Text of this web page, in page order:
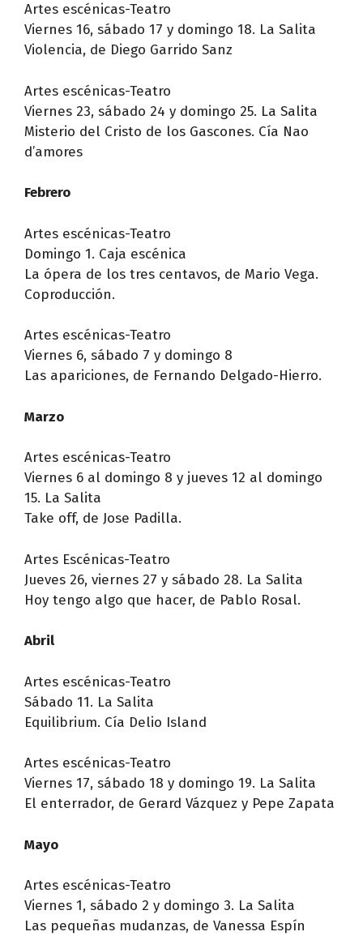
Artes escénicas-Teatro
Viernes 16, sábado 17 y domingo 18. La Salita
Violencia, de Diego Garrido Sanz
Artes escénicas-Teatro
Viernes 23, sábado 24 y domingo 25. La Salita
Misterio del Cristo de los Gascones. Cía Nao
d’amores
Febrero
Artes escénicas-Teatro
Domingo 1. Caja escénica
La ópera de los tres centavos, de Mario Vega.
Coproducción.
Artes escénicas-Teatro
Viernes 6, sábado 7 y domingo 8
Las apariciones, de Fernando Delgado-Hierro.
Marzo
Artes escénicas-Teatro
Viernes 6 al domingo 8 y jueves 12 al domingo
15. La Salita
Take off, de Jose Padilla.
Artes Escénicas-Teatro
Jueves 26, viernes 27 y sábado 28. La Salita
Hoy tengo algo que hacer, de Pablo Rosal.
Abril
Artes escénicas-Teatro
Sábado 11. La Salita
Equilibrium. Cía Delio Island
Artes escénicas-Teatro
Viernes 17, sábado 18 y domingo 19. La Salita
El enterrador, de Gerard Vázquez y Pepe Zapata
Mayo
Artes escénicas-Teatro
Viernes 1, sábado 2 y domingo 3. La Salita
Las pequeñas mudanzas, de Vanessa Espín